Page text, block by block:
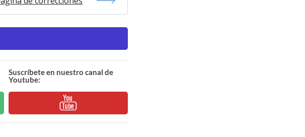
Suscríbete en nuestro canal de
Youtube: